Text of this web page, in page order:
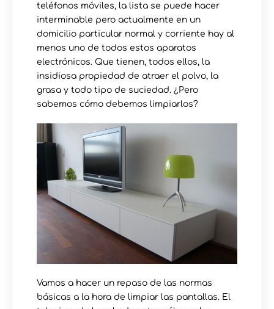
teléfonos móviles, la lista se puede hacer
interminable pero actualmente en un
domicilio particular normal y corriente hay al
menos uno de todos estos aparatos
electrónicos. Que tienen, todos ellos, la
insidiosa propiedad de atraer el polvo, la
grasa y todo tipo de suciedad. ¿Pero
sabemos cómo debemos limpiarlos?
Vamos a hacer un repaso de las normas
básicas a la hora de limpiar las pantallas. El